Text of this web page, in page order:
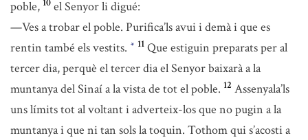
poble, 10 el Senyor li digué:
—Ves a trobar el poble. Purifica’ls avui i demà i que es
rentin també els vestits. * 11 Que estiguin preparats per al
tercer dia, perquè el tercer dia el Senyor baixarà a la
muntanya del Sinaí a la vista de tot el poble. 12 Assenyala’ls
uns límits tot al voltant i adverteix-los que no pugin a la
muntanya i que ni tan sols la toquin. Tothom qui s’acosti a